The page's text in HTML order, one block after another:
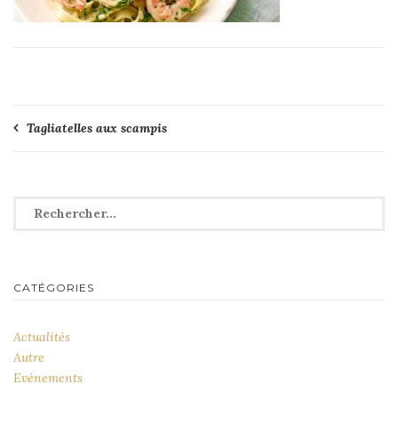
Navigation
Tagliatelles aux scampis
Rechercher :
CATÉGORIES
Actualités
Autre
Evénements